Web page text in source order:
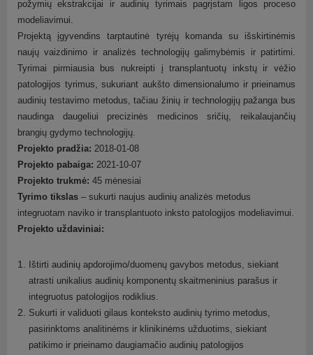
požymių ekstrakcijai ir audinių tyrimais pagrįstam ligos proceso
modeliavimui.
Projektą įgyvendins tarptautinė tyrėjų komanda su išskirtinėmis
naujų vaizdinimo ir analizės technologijų galimybėmis ir patirtimi.
Tyrimai pirmiausia bus nukreipti į transplantuotų inkstų ir vėžio
patologijos tyrimus, sukuriant aukšto dimensionalumo ir prieinamus
audinių testavimo metodus, tačiau žinių ir technologijų pažanga bus
naudinga daugeliui precizinės medicinos sričių, reikalaujančių
brangių gydymo technologijų.
Projekto pradžia: 2018-01-08
Projekto pabaiga: 2021-10-07
Projekto trukmė: 45 mėnesiai
Tyrimo tikslas – sukurti naujus audinių analizės metodus
integruotam naviko ir transplantuoto inksto patologijos modeliavimui.
Projekto uždaviniai:
Ištirti audinių apdorojimo/duomenų gavybos metodus, siekiant
atrasti unikalius audinių komponentų skaitmeninius parašus ir
integruotus patologijos rodiklius.
Sukurti ir validuoti gilaus konteksto audinių tyrimo metodus,
pasirinktoms analitinėms ir klinikinėms užduotims, siekiant
patikimo ir prieinamo daugiamačio audinių patologijos